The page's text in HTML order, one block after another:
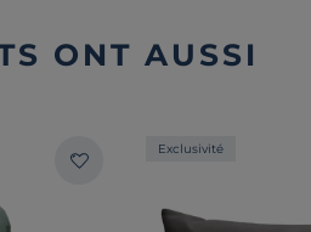
ONT AUSSI
Exclusivité